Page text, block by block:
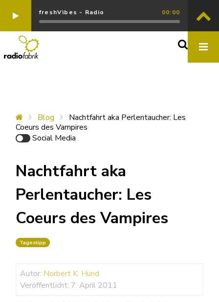
freshVibes - Radio 00:00
Blog
Nachtfahrt aka Perlentaucher: Les
Coeurs des Vampires
Social Media
Nachtfahrt aka
Perlentaucher: Les
Coeurs des Vampires
Tagestipp
Autor: Norbert K. Hund
Veröffentlicht: 7. April 2011